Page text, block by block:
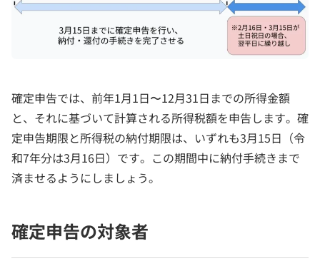
確定申告では、前年1月1日〜12月31日までの所得金額
と、それに基づいて計算される所得税額を申告します。確
定申告期限と所得税の納付期限は、いずれも3月15日（令
和7年分は3月16日）です。この期間中に納付手続きまで
済ませるようにしましょう。
確定申告の対象者